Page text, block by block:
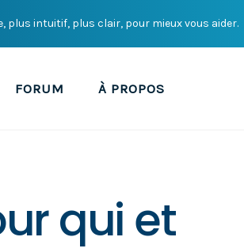
plus intuitif, plus clair, pour mieux vous aider.
FORUM À PROPOS
qui et